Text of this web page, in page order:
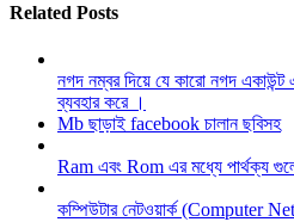
Related Posts
নগদ নম্বর দিয়ে যে কারো নগদ
ব্যবহার করে ।
Mb ছাড়াই facebook চালান ছবিসহ
Ram এবং Rom এর মধ্যে পার্থক্য
কম্পিউটার নেটওয়ার্ক (Computer